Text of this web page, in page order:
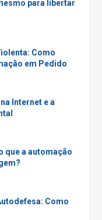
para libertar
Como
em Pedido
Internet e a
que a automação
Como